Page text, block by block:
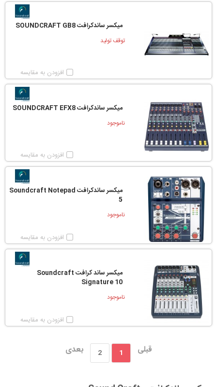
میکسر ساندکرافت SOUNDCRAFT GB8
توقف تولید
افزودن به مقایسه
میکسر ساندکرافت SOUNDCRAFT EFX8
ناموجود
افزودن به مقایسه
میکسر ساندکرافت Soundcraft Notepad
5
ناموجود
افزودن به مقایسه
میکسر ساند کرافت Soundcraft
Signature 10
ناموجود
افزودن به مقایسه
قبلی 1
2 بعدی